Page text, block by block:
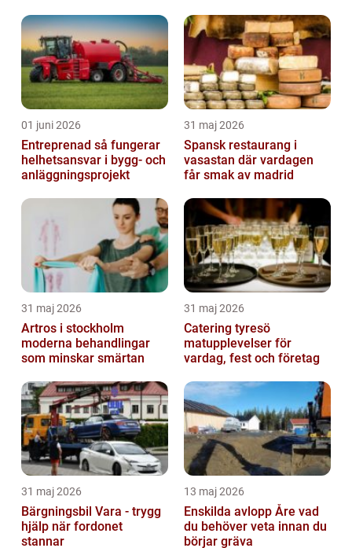
01 juni 2026
Entreprenad så fungerar
helhetsansvar i bygg- och
anläggningsprojekt
31 maj 2026
Spansk restaurang i
vasastan där vardagen
får smak av madrid
31 maj 2026
Artros i stockholm
moderna behandlingar
som minskar smärtan
31 maj 2026
Catering tyresö
matupplevelser för
vardag, fest och företag
31 maj 2026
Bärgningsbil Vara - trygg
hjälp när fordonet
stannar
13 maj 2026
Enskilda avlopp Åre vad
du behöver veta innan du
börjar gräva